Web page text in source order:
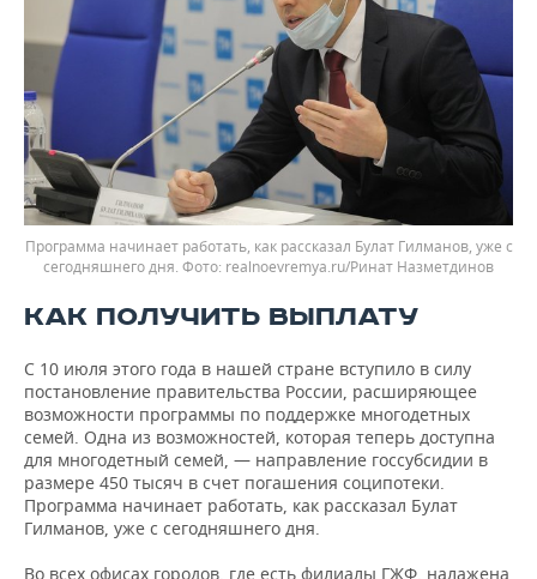
Программа начинает работать, как рассказал Булат Гилманов, уже с
сегодняшнего дня.
realnoevremya.ru/Ринат Назметдинов
КАК ПОЛУЧИТЬ ВЫПЛАТУ
С 10 июля этого года в нашей стране вступило в силу
постановление правительства России, расширяющее
возможности программы по поддержке многодетных
семей. Одна из возможностей, которая теперь доступна
для многодетный семей, — направление госсубсидии в
размере 450 тысяч в счет погашения соципотеки.
Программа начинает работать, как рассказал Булат
Гилманов, уже с сегодняшнего дня.
Во всех офисах городов, где есть филиалы ГЖФ, налажена